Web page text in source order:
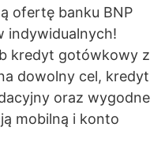
ofertę banku BNP
indywidualnych!
kredyt gotówkowy z
dowolny cel, kredyt
oraz wygodne
mobilną i konto